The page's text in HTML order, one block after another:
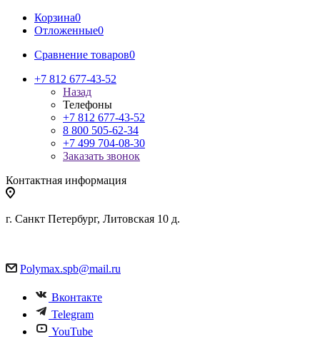
Корзина0
Отложенные0
Сравнение товаров0
+7 812 677-43-52
Назад
Телефоны
+7 812 677-43-52
8 800 505-62-34
+7 499 704-08-30
Заказать звонок
Контактная информация
г. Санкт Петербург, Литовская 10 д.
Polymax.spb@mail.ru
Вконтакте
Telegram
YouTube